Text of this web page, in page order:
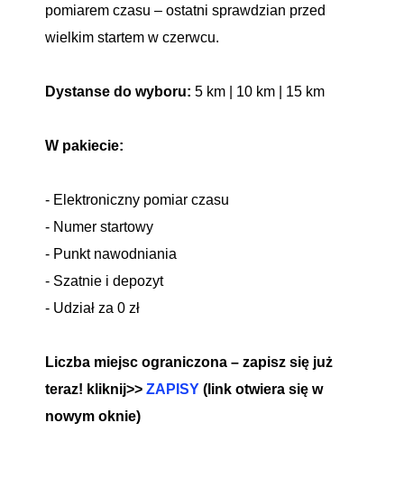
pomiarem czasu – ostatni sprawdzian przed
wielkim startem w czerwcu.
Dystanse do wyboru: 5 km | 10 km | 15 km
W pakiecie:
- Elektroniczny pomiar czasu
- Numer startowy
- Punkt nawodniania
- Szatnie i depozyt
- Udział za 0 zł
Liczba miejsc ograniczona – zapisz się już
teraz! kliknij>> ZAPISY (link otwiera się w
nowym oknie)